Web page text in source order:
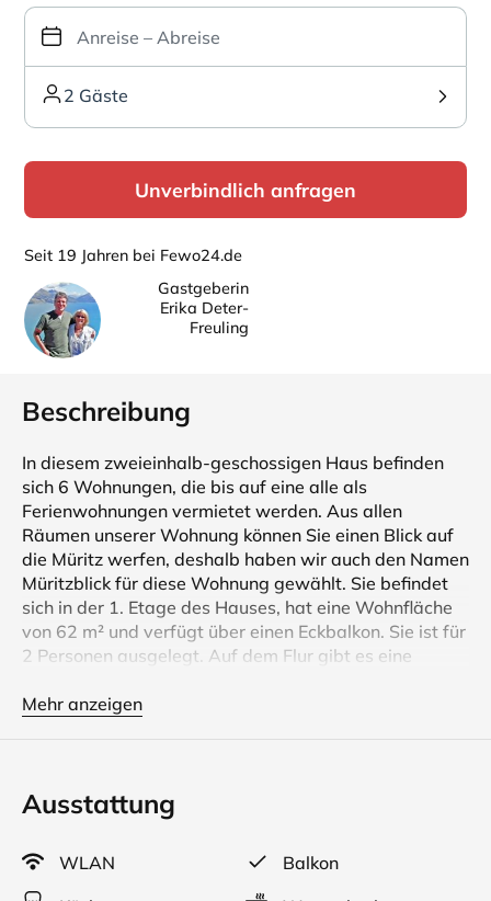
2 Gäste
Unverbindlich anfragen
Seit 19 Jahren bei Fewo24.de
Gastgeberin
Erika Deter-
Freuling
Beschreibung
In diesem zweieinhalb-geschossigen Haus befinden
sich 6 Wohnungen, die bis auf eine alle als
Ferienwohnungen vermietet werden. Aus allen
Räumen unserer Wohnung können Sie einen Blick auf
die Müritz werfen, deshalb haben wir auch den Namen
Müritzblick für diese Wohnung gewählt. Sie befindet
sich in der 1. Etage des Hauses, hat eine Wohnfläche
von 62 m² und verfügt über einen Eckbalkon. Sie ist für
2 Personen ausgelegt. Auf dem Flur gibt es eine
prüfenden Blick, bevor Sie die Wohnung verlassen.
Wohn - und Schlafzimmer sowie im Bad sind mit
Rollos ausgestattet und im Wohn - und Schlafzimmer
gibt es noch einen zusätzlichen integrierten
Insektenschutz. In der Wohnung befindet sich auch ein
kleiner Safe. Selbstverständlich sind Bettwäsche,
Mehr anzeigen
Ausstattung
WLAN
Balkon